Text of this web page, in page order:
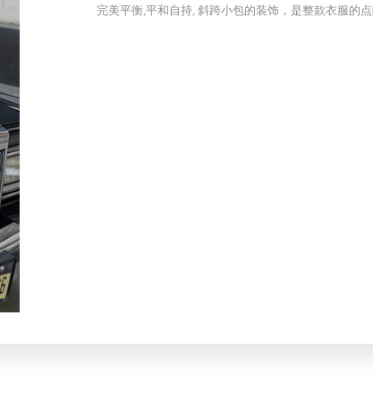
完美平衡,平和自持, 斜跨小包的装饰，是整款衣服的